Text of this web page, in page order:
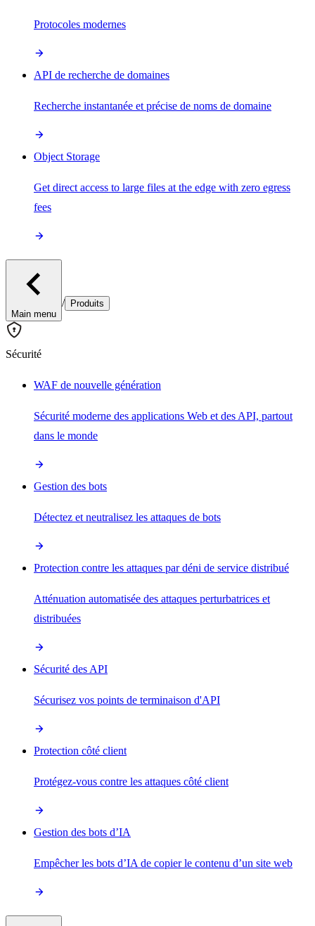
Protocoles modernes
API de recherche de domaines
Recherche instantanée et précise de noms de domaine
Object Storage
Get direct access to large files at the edge with zero egress
fees
Main menu
/ Produits
Sécurité
WAF de nouvelle génération
Sécurité moderne des applications Web et des API, partout
dans le monde
Gestion des bots
Détectez et neutralisez les attaques de bots
Protection contre les attaques par déni de service distribué
Atténuation automatisée des attaques perturbatrices et
distribuées
Sécurité des API
Sécurisez vos points de terminaison d'API
Protection côté client
Protégez-vous contre les attaques côté client
Gestion des bots d’IA
Empêcher les bots d’IA de copier le contenu d’un site web